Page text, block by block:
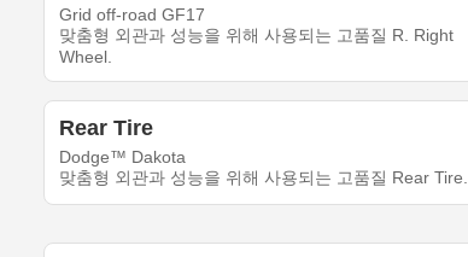
Grid off-road GF17
맞춤형 외관과 성능을 위해 사용되는 고품질 R. Right
Wheel.
Rear Tire
Dodge™ Dakota
맞춤형 외관과 성능을 위해 사용되는 고품질 Rear Tire.